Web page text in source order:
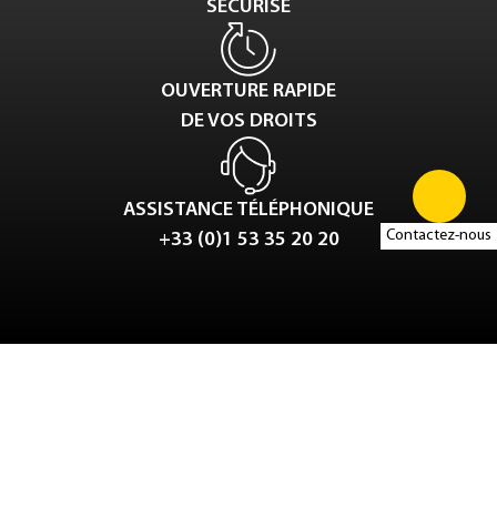
Contactez-nous
SÉCURISÉ
OUVERTURE RAPIDE
DE VOS DROITS
ASSISTANCE TÉLÉPHONIQUE
+33 (0)1 53 35 20 20